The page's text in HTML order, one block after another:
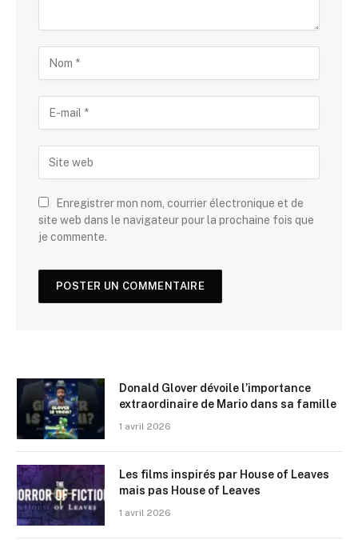
Enregistrer mon nom, courrier électronique et de
site web dans le navigateur pour la prochaine fois que
je commente.
Donald Glover dévoile l’importance
extraordinaire de Mario dans sa famille
1 avril 2026
Les films inspirés par House of Leaves
mais pas House of Leaves
1 avril 2026